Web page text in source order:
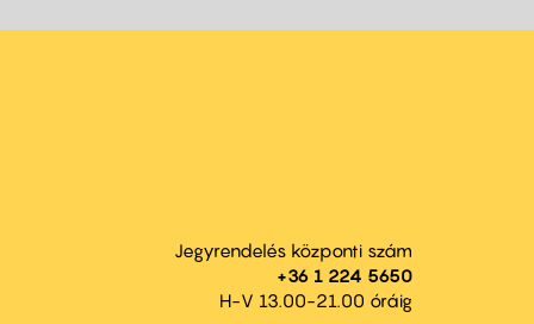
Jegyrendelés központi szám
+36 1 224 5650
H-V 13.00-21.00 óráig